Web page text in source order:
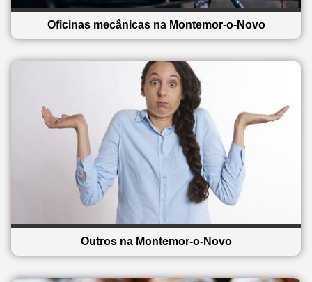
Oficinas mecânicas na Montemor-o-Novo
Outros na Montemor-o-Novo